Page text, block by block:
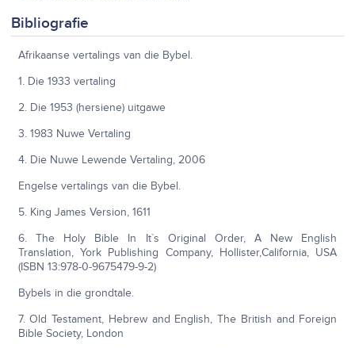
Bibliografie
Afrikaanse vertalings van die Bybel.
1. Die 1933 vertaling
2. Die 1953 (hersiene) uitgawe
3. 1983 Nuwe Vertaling
4. Die Nuwe Lewende Vertaling, 2006
Engelse vertalings van die Bybel.
5. King James Version, 1611
6. The Holy Bible In It`s Original Order, A New English
Translation, York Publishing Company, Hollister,California, USA
(ISBN 13:978-0-9675479-9-2)
Bybels in die grondtale.
7. Old Testament, Hebrew and English, The British and Foreign
Bible Society, London